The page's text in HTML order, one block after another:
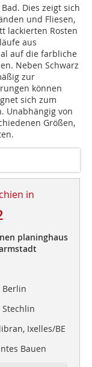
Dies zeigt sich
und Fliesen,
lackierten Rosten
aus
auf die farbliche
Neben Schwarz
zur
können
sich zum
Unabhängig von
Größen,
in
planinghaus
Berlin
Ixelles/BE
Bauen